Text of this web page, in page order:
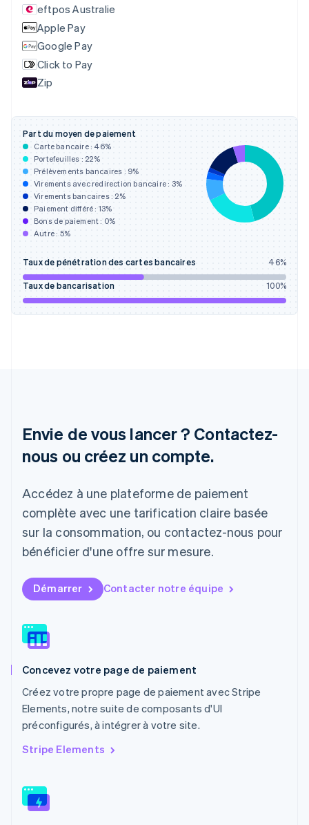
eftpos Australie
Apple Pay
Google Pay
Click to Pay
Zip
Part du moyen de paiement
Carte bancaire : 46%
Portefeuilles : 22%
Prélèvements bancaires : 9%
Virements avec redirection bancaire : 3%
Virements bancaires : 2%
Paiement différé : 13%
Bons de paiement : 0%
Autre : 5%
Taux de pénétration des cartes bancaires 46%
Taux de bancarisation 100%
Envie de vous lancer ? Contactez-
nous ou créez un compte.
Accédez à une plateforme de paiement
complète avec une tarification claire basée
sur la consommation, ou contactez-nous pour
bénéficier d'une offre sur mesure.
Démarrer Contacter notre équipe
Concevez votre page de paiement
Créez votre propre page de paiement avec Stripe
Elements, notre suite de composants d'UI
préconfigurés, à intégrer à votre site.
Stripe Elements
English Italiano
Danemark
English
Émirats arabes unis
English
Espagne
Estonie
English
États-Unis
EnglishEspañol
Finlande
EnglishSvenska
France
FrançaisEnglish
Gibraltar
English
Hongrie
English
Lettonie
English
Liechtenstein
English
Luxembourg
Français
Malaisie
English简体中文
English
Mexique
English
Nouvelle-Zélande
Pays-Bas
NederlandsEnglish
Pologne
English
Portugal
Português English
République tchèque
English